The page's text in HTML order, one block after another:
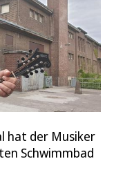
hat der Musiker
Schwimmbad